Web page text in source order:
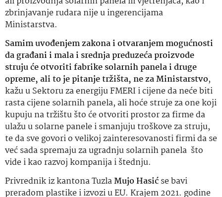
zbrinjavanje rudara nije u ingerencijama
Ministarstva.
Samim uvođenjem zakona i otvaranjem mogućnosti
da građani i mala i srednja preduzeća proizvode
struju će otvoriti fabrike solarnih panela i druge
opreme, ali to je pitanje tržišta, ne za Ministarstvo,
kažu u Sektoru za energiju FMERI i cijene da neće biti
rasta cijene solarnih panela, ali hoće struje za one koji
kupuju na tržištu što će otvoriti prostor za firme da
ulažu u solarne panele i smanjuju troškove za struju,
te da sve govori o velikoj zainteresovanosti firmi da se
već sada spremaju za ugradnju solarnih panela što
vide i kao razvoj kompanija i štednju.
Privrednik iz kantona TuzlaMujo Hasićse bavi
preradom plastike i izvozi u EU. Krajem 2021. godine